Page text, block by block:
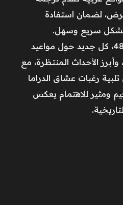
لضمان استفادة
بشكل سريع وسهل.
نقدم لكم عبر فلسطينيو 48، كل جديد حول مواعيد
الأحداث المنتظرة، مع
رغبات عشاق الدراما
ومثير للاهتمام يعكس